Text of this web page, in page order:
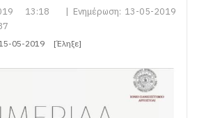
13:18 | Ενημέρωση: 13-05-2019
05-2019 [Έληξε]